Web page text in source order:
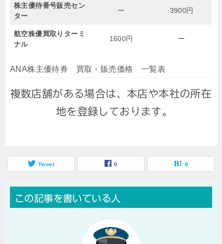
株主優待番号販売セン
ター
ー 3900円
航空株優買取りターミ
ナル
1600円 ー
ANA株主優待券 買取・販売価格 一覧表
複数店舗がある場合は、本店や本社の所在
地を登録しております。
Tweet 0 0
この記事を書いている人